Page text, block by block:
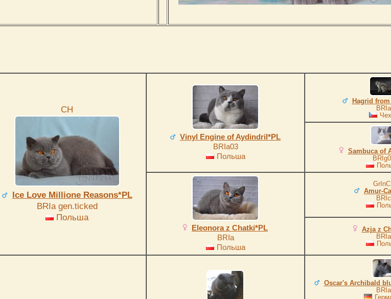
СН
Ice Love Millione Reasons*PL
BRIa gen.ticked
Польша
Vinyl Engine of Aydindril*PL
BRIa03
Польша
Hagrid
BRIa
Sambuca of
Eleonora z Chatki*PL
BRIa
Польша
Amur-
BRIc
Azja z
BRIa
Oscar's Archibald
BRIa